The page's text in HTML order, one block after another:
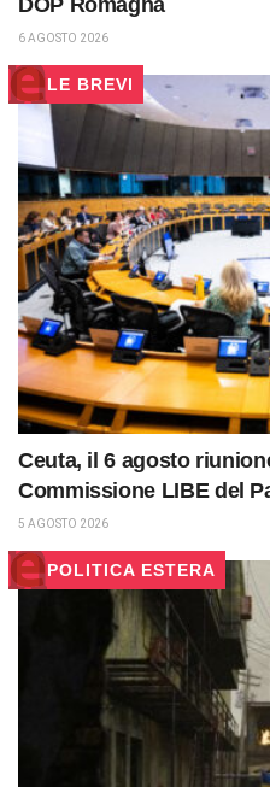
6 AGOSTO 2026
LE BREVI
Ceuta, il 6 agosto
Commissione LIBE del
5 AGOSTO 2026
POLITICA ESTERA